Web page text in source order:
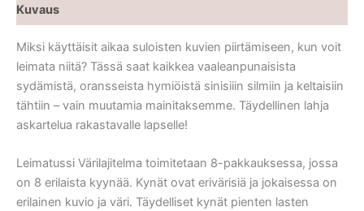
Kuvaus
Miksi käyttäisit aikaa suloisten kuvien piirtämiseen, kun voit
leimata niitä? Tässä saat kaikkea vaaleanpunaisista
sydämistä, oransseista hymiöistä sinisiiin silmiin ja keltaisiin
tähtiin – vain muutamia mainitaksemme. Täydellinen lahja
askartelua rakastavalle lapselle!
Leimatussi Värilajitelma toimitetaan 8-pakkauksessa, jossa
on 8 erilaista kyynää. Kynät ovat erivärisiä ja jokaisessa on
erilainen kuvio ja väri. Täydelliset kynät pienten lasten